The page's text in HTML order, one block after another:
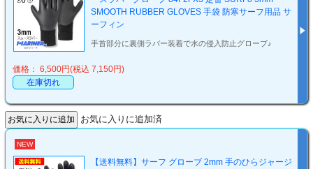
SMOOTH RUBBER GLOVES 手袋 防寒サーフ用品 サ
ーフィン
手首部分に裏側ラバー装着で水の侵入防止グローブ♪
価格： 6,500円(税込 7,150円)
在庫切れ
お気に入りに追加済
NEW
【送料無料】サーフ グローブ 2mm 手のひらジャージ